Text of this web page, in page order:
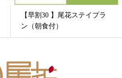
【早割30 】尾花ステイプラ
ン（朝食付）